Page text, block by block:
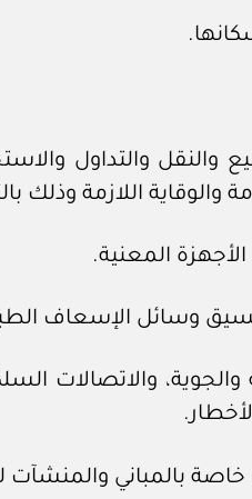
والنقل والتداول
والوقاية اللازمة وذلك
والاتصالات